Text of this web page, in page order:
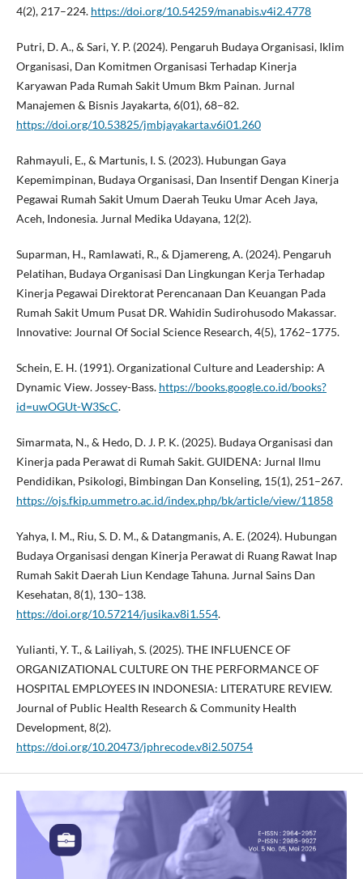
4(2), 217–224. https://doi.org/10.54259/manabis.v4i2.4778
Putri, D. A., & Sari, Y. P. (2024). Pengaruh Budaya Organisasi, Iklim
Organisasi, Dan Komitmen Organisasi Terhadap Kinerja
Karyawan Pada Rumah Sakit Umum Bkm Painan. Jurnal
Manajemen & Bisnis Jayakarta, 6(01), 68–82.
https://doi.org/10.53825/jmbjayakarta.v6i01.260
Rahmayuli, E., & Martunis, I. S. (2023). Hubungan Gaya
Kepemimpinan, Budaya Organisasi, Dan Insentif Dengan Kinerja
Pegawai Rumah Sakit Umum Daerah Teuku Umar Aceh Jaya,
Aceh, Indonesia. Jurnal Medika Udayana, 12(2).
Suparman, H., Ramlawati, R., & Djamereng, A. (2024). Pengaruh
Pelatihan, Budaya Organisasi Dan Lingkungan Kerja Terhadap
Kinerja Pegawai Direktorat Perencanaan Dan Keuangan Pada
Rumah Sakit Umum Pusat DR. Wahidin Sudirohusodo Makassar.
Innovative: Journal Of Social Science Research, 4(5), 1762–1775.
Schein, E. H. (1991). Organizational Culture and Leadership: A
Dynamic View. Jossey-Bass. https://books.google.co.id/books?
id=uwOGUt-W3ScC.
Simarmata, N., & Hedo, D. J. P. K. (2025). Budaya Organisasi dan
Kinerja pada Perawat di Rumah Sakit. GUIDENA: Jurnal Ilmu
Pendidikan, Psikologi, Bimbingan Dan Konseling, 15(1), 251–267.
https://ojs.fkip.ummetro.ac.id/index.php/bk/article/view/11858
Yahya, I. M., Riu, S. D. M., & Datangmanis, A. E. (2024). Hubungan
Budaya Organisasi dengan Kinerja Perawat di Ruang Rawat Inap
Rumah Sakit Daerah Liun Kendage Tahuna. Jurnal Sains Dan
Kesehatan, 8(1), 130–138.
https://doi.org/10.57214/jusika.v8i1.554.
Yulianti, Y. T., & Lailiyah, S. (2025). THE INFLUENCE OF
ORGANIZATIONAL CULTURE ON THE PERFORMANCE OF
HOSPITAL EMPLOYEES IN INDONESIA: LITERATURE REVIEW.
Journal of Public Health Research & Community Health
Development, 8(2).
https://doi.org/10.20473/jphrecode.v8i2.50754